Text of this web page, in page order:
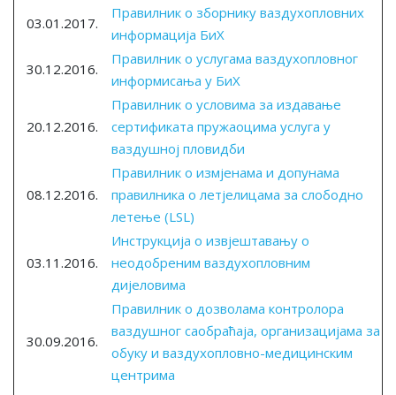
03.01.2017.
Правилник о зборнику ваздухопловних
информација БиХ
30.12.2016.
Правилник о услугама ваздухопловног
информисања у БиХ
20.12.2016.
Правилник о условима за издавање
сертификата пружаоцима услуга у
ваздушној пловидби
08.12.2016.
Правилник о измјенама и допунама
правилника о летјелицама за слободно
летење (LSL)
03.11.2016.
Инструкцијa о извјештавању о
неодобреним ваздухопловним
дијеловима
30.09.2016.
Правилник о дозволама контролора
ваздушног саобраћаја, организацијама за
обуку и ваздухопловно-медицинским
центрима